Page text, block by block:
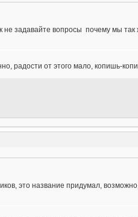
не задавайте вопросы почему мы так
радости от этого мало, копишь-
это название придумал,